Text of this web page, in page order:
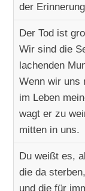
der
Der Tod ist
Wir sind die
lachenden
Wenn wir uns
im Leben
wagt er zu
mitten in uns.
Du weißt es,
die da sterben,
und die für